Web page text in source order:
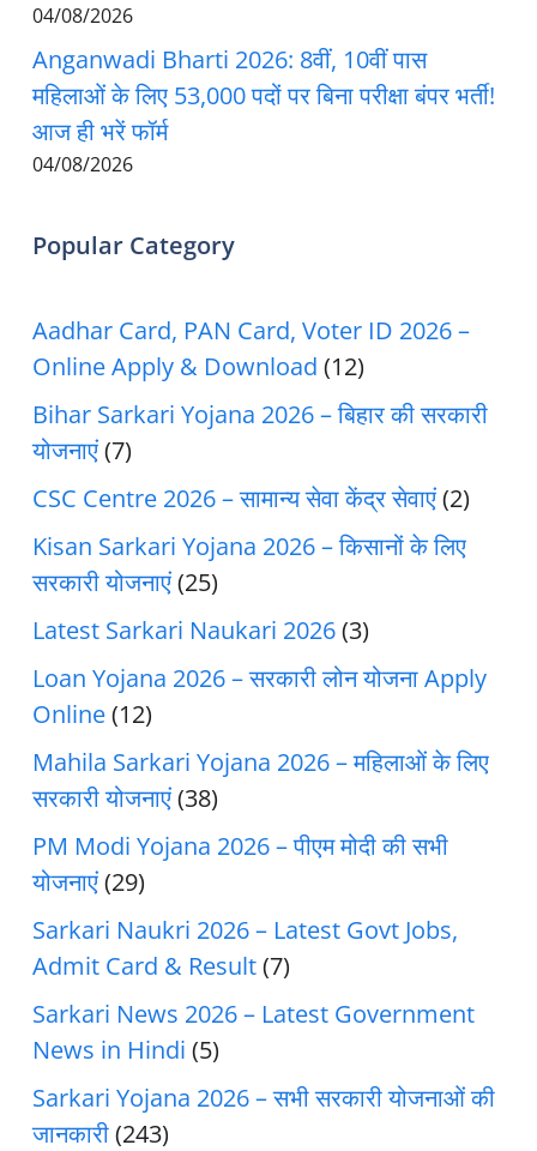
04/08/2026
Anganwadi Bharti 2026: 8वीं, 10वीं पास
महिलाओं के लिए 53,000 पदों पर बिना परीक्षा बंपर भर्ती!
आज ही भरें फॉर्म
04/08/2026
Popular Category
Aadhar Card, PAN Card, Voter ID 2026 –
Online Apply & Download (12)
Bihar Sarkari Yojana 2026 – बिहार की सरकारी
योजनाएं(7)
CSC Centre 2026 – सामान्य सेवा केंद्र सेवाएं(2)
Kisan Sarkari Yojana 2026 – किसानों के लिए
सरकारी योजनाएं(25)
Latest Sarkari Naukari 2026(3)
Loan Yojana 2026 – सरकारी लोन योजना Apply
Online(12)
Mahila Sarkari Yojana 2026 – महिलाओं के लिए
सरकारी योजनाएं(38)
PM Modi Yojana 2026 – पीएम मोदी की सभी
योजनाएं(29)
Sarkari Naukri 2026 – Latest Govt Jobs,
Admit Card & Result(7)
Sarkari News 2026 – Latest Government
News in Hindi (5)
Sarkari Yojana 2026 – सभी सरकारी योजनाओं की
जानकारी(243)